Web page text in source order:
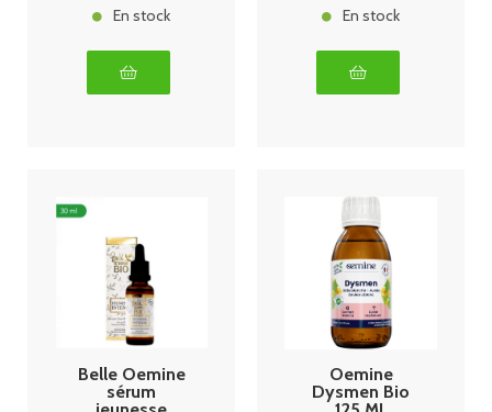
En stock En stock
Belle Oemine
sérum
Oemine
Dysmen Bio